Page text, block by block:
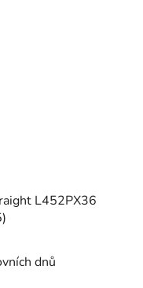
L452PX36
dnů